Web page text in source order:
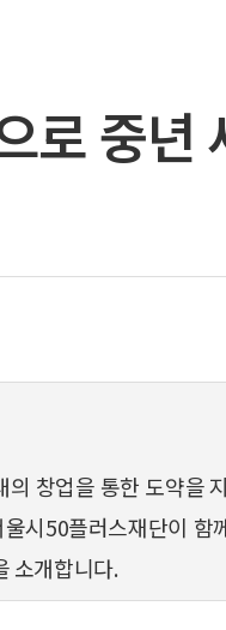
로 중년
의 창업을 통한 도약을
시50플러스재단이 함
소개합니다.